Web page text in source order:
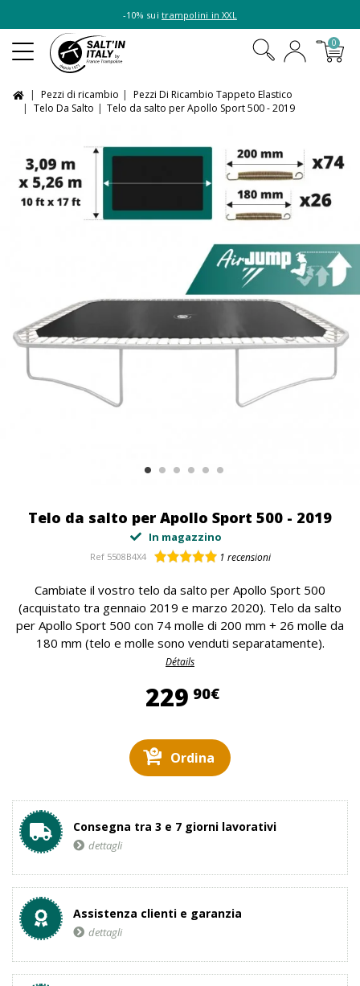
-10% suitrampolini in XXL
0
Pezzi di ricambio
Pezzi Di Ricambio Tappeto Elastico
Telo Da Salto
Telo da salto per Apollo Sport 500 - 2019
Telo da salto per Apollo Sport 500 - 2019
In magazzino
Ref 5508B4X4 1 recensioni
Cambiate il vostro telo da salto per Apollo Sport 500
(acquistato tra gennaio 2019 e marzo 2020). Telo da salto
per Apollo Sport 500 con 74 molle di 200 mm + 26 molle da
180 mm (telo e molle sono venduti separatamente).
Détails
229 90€229,90 €
Ordina
Consegna tra 3 e 7 giorni lavorativi
dettagli
Assistenza clienti e garanzia
dettagli